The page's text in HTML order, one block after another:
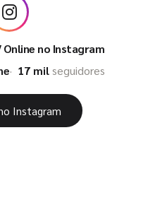
Online no Instagram
17 milseguidores
Instagram